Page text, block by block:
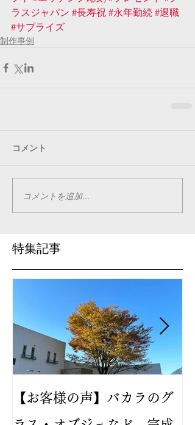
ラスジャパン #長寿祝#永年勤続#退職
#サプライズ
制作事例
コメント
コメントを追加…
特集記事
【お客様の声】バカラのグ